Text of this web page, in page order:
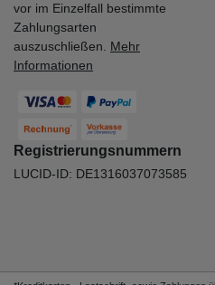
vor im Einzelfall bestimmte
Zahlungsarten
auszuschließen. Mehr
Informationen
Registrierungsnummern
LUCID-ID: DE1316037073585